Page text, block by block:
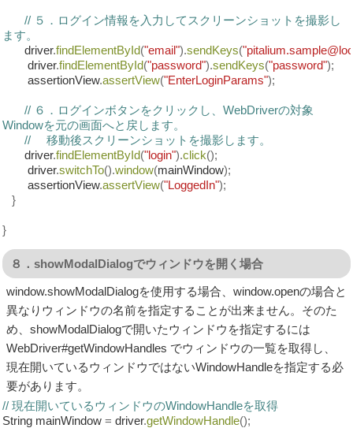
// ５．ログイン情報を入力してスクリーンショットを撮影し
ます。
driver.findElementById("email").sendKeys(
driver.findElementById("password").sendKeys("password");
assertionView.assertView("EnterLoginParams");
// ６．ログインボタンをクリックし、WebDriverの対象
Windowを元の画面へと戻します。
// 移動後スクリーンショットを撮影します。
driver.findElementById("login").click();
driver.switchTo().window(mainWindow);
assertionView.assertView("LoggedIn");
}
}
８．showModalDialogでウィンドウを開く場合
window.showModalDialogを使用する場合、window.openの場合と
異なりウィンドウの名前を指定することが出来ません。そのた
め、showModalDialogで開いたウィンドウを指定するには
WebDriver#getWindowHandles でウィンドウの一覧を取得し、
現在開いているウィンドウではないWindowHandleを指定する必
要があります。
// 現在開いているウィンドウのWindowHandleを取得
String mainWindow = driver.getWindowHandle();